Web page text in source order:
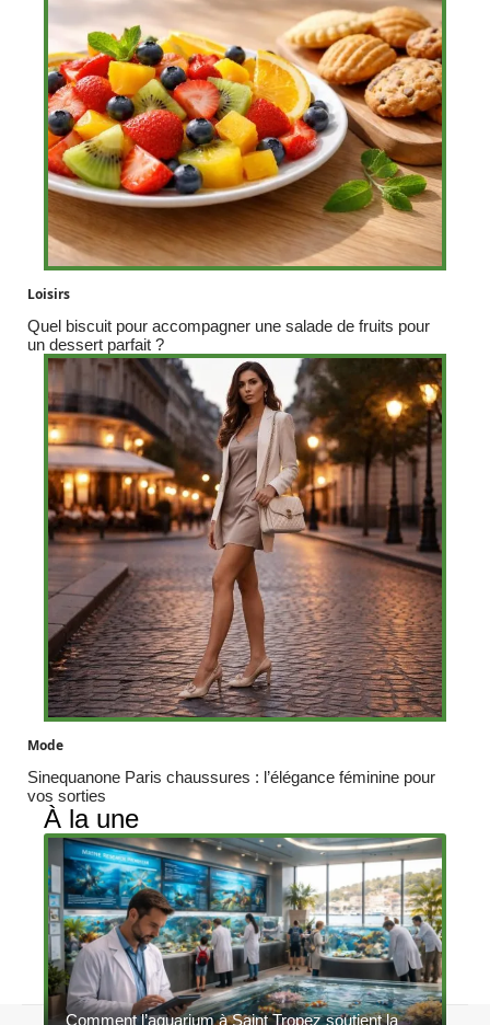
Loisirs
Quel biscuit pour accompagner une salade de fruits pour
un dessert parfait ?
Mode
Sinequanone Paris chaussures : l’élégance féminine pour
vos sorties
À la une
Comment l’aquarium à Saint Tropez soutient la